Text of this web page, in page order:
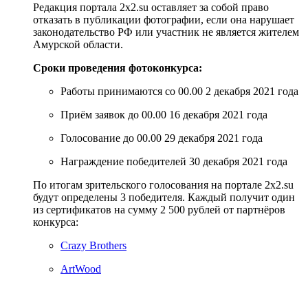
Редакция портала 2х2.su оставляет за собой право
отказать в публикации фотографии, если она нарушает
законодательство РФ или участник не является жителем
Амурской области.
Сроки проведения фотоконкурса:
Работы принимаются со 00.00 2 декабря 2021 года
Приём заявок до 00.00 16 декабря 2021 года
Голосование до 00.00 29 декабря 2021 года
Награждение победителей 30 декабря 2021 года
По итогам зрительского голосования на портале 2х2.su
будут определены 3 победителя. Каждый получит один
из сертификатов на сумму 2 500 рублей от партнёров
конкурса:
Crazy Brothers
ArtWood